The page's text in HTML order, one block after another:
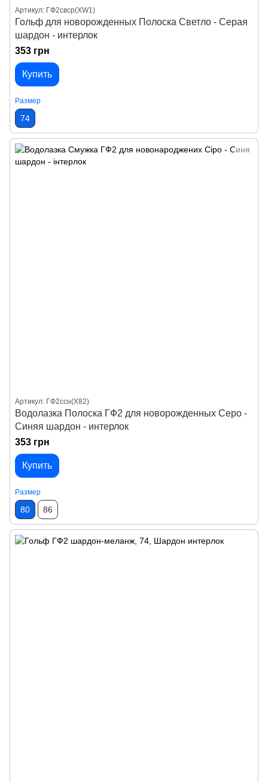
Артикул: ГФ2свср(XW1)
Гольф для новорожденных Полоска Светло - Серая
шардон - интерлок
353 грн
Купить
Размер
74
Артикул: ГФ2ссн(X82)
Водолазка Полоска ГФ2 для новорожденных Серо -
Синяя шардон - интерлок
353 грн
Купить
Размер
80 86